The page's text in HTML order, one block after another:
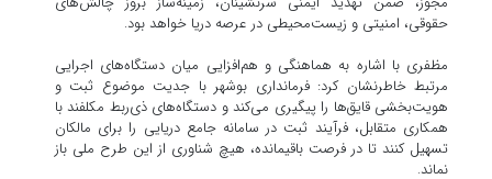
حقوقی، امنیتی و زیست‌محیطی در عرصه دریا خواهد بود.
مظفری با اشاره به هماهنگی و هم‌افزایی میان دستگاه‌های اجرایی
مرتبط خاطرنشان کرد: فرمانداری بوشهر با جدیت موضوع ثبت و
هویت‌بخشی قایق‌ها را پیگیری می‌کند و دستگاه‌های ذی‌ربط مکلفند با
همکاری متقابل، فرآیند ثبت در سامانه جامع دریایی را برای مالکان
تسهیل کنند تا در فرصت باقیمانده، هیچ شناوری از این طرح ملی باز
نماند.